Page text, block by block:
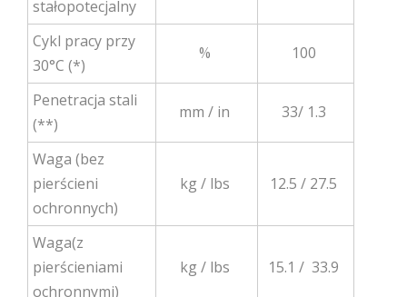
stałopotecjalny
Cykl pracy przy
30°C (*)
% 100
Penetracja stali
(**)
mm / in 33/ 1.3
Waga (bez
pierścieni
ochronnych)
kg / lbs 12.5 / 27.5
Waga(z
pierścieniami
ochronnymi)
kg / lbs 15.1 / 33.9